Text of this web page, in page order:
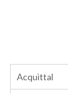
Acquittal